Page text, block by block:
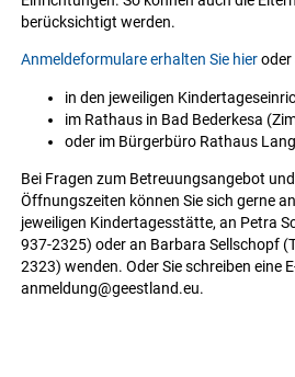
berücksichtigt werden.
Anmeldeformulare erhalten Sie hier
in den jeweiligen
im Rathaus in Bad Bederkesa
oder im Bürgerbüro Rathaus
Bei Fragen zum Betreuungsangebot
Öffnungszeiten können Sie sich gerne
jeweiligen Kindertagesstätte, an Petra
937-2325) oder an Barbara Sellschopf
2323) wenden. Oder Sie schreiben eine
anmeldung@geestland.eu.